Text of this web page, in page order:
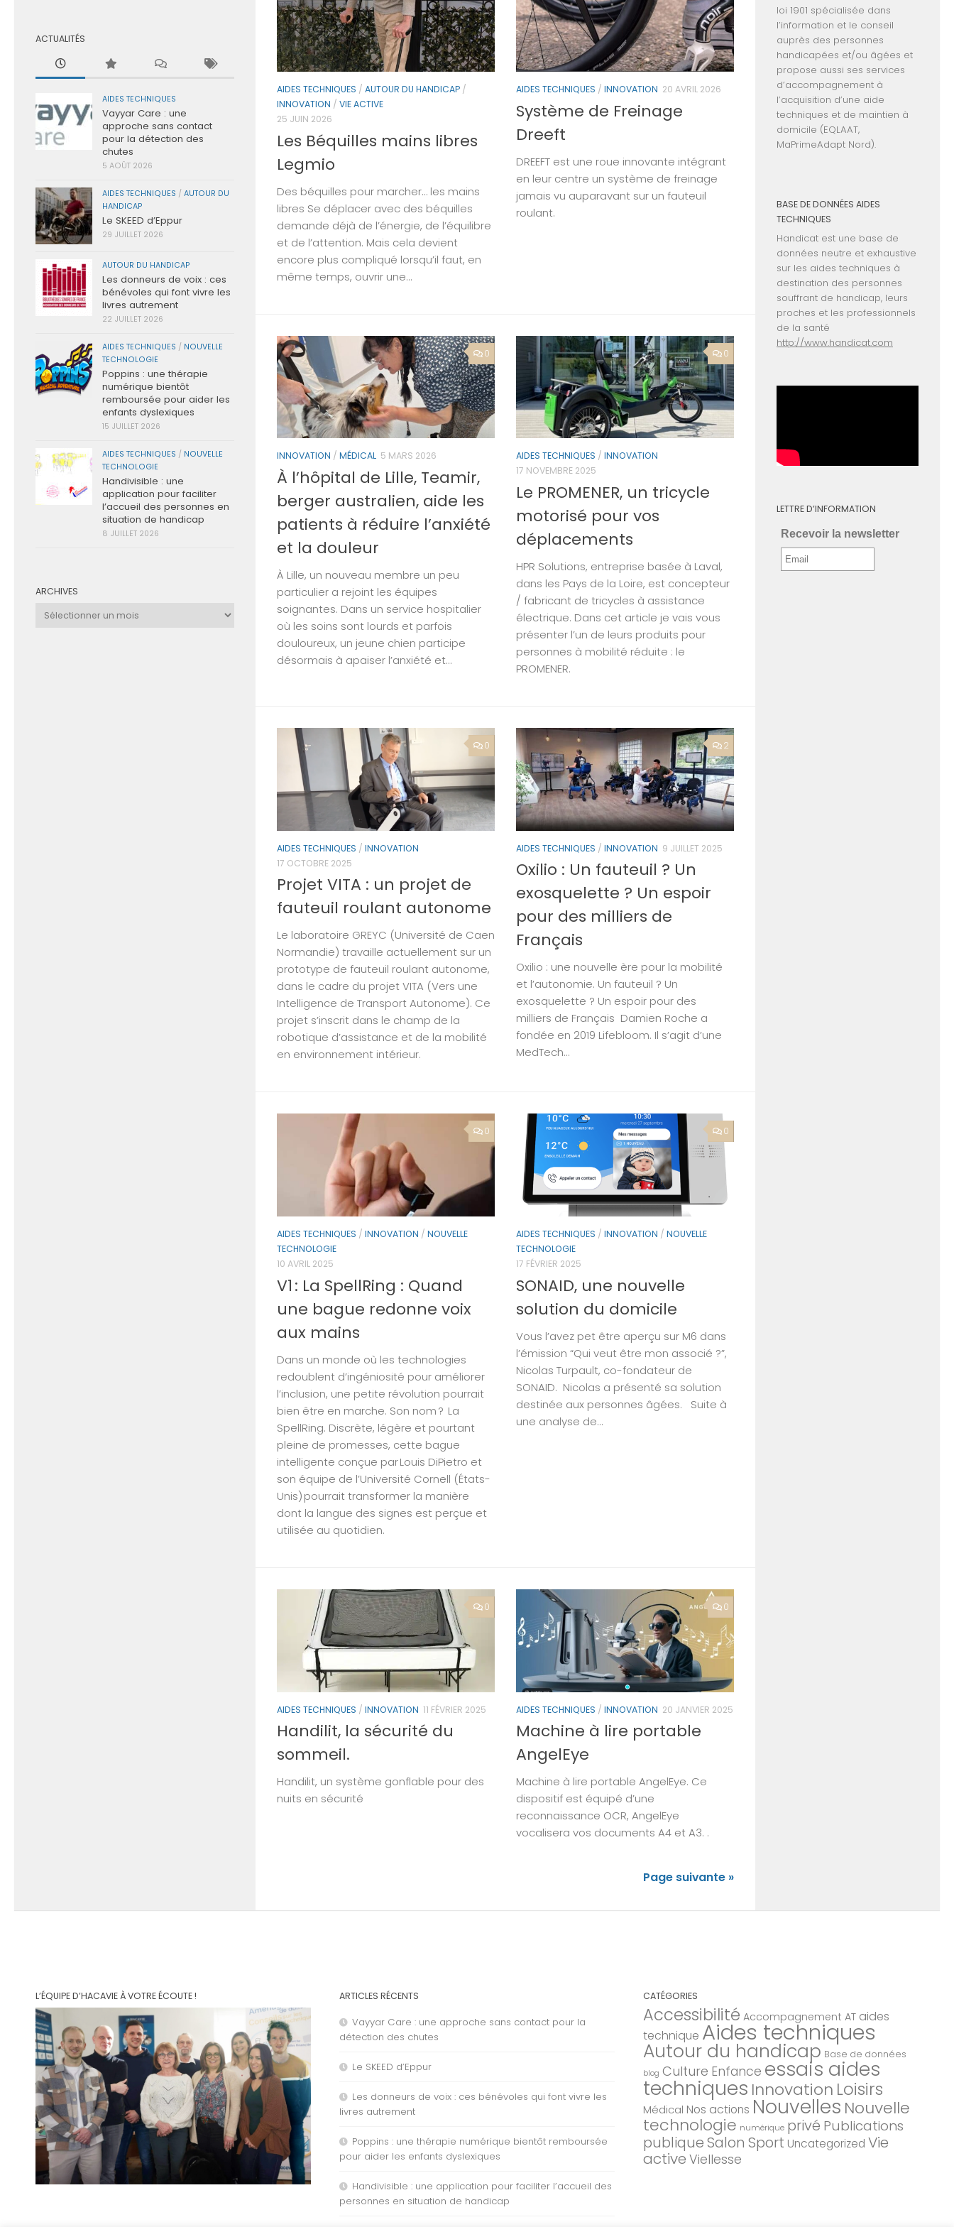
AIDES TECHNIQUES / AUTOUR DU HANDICAP /
INNOVATION / VIE ACTIVE
25 JUIN 2026
Les Béquilles mains libres
Legmio
Des béquilles pour marcher… les mains
libres Se déplacer avec des béquilles
demande déjà de l’énergie, de l’équilibre
et de l’attention. Mais cela devient
encore plus compliqué lorsqu’il faut, en
même temps, ouvrir une...
AIDES TECHNIQUES / INNOVATION 20 AVRIL 2026
Système de Freinage
Dreeft
DREEFT est une roue innovante intégrant
en leur centre un système de freinage
jamais vu auparavant sur un fauteuil
roulant.
0
INNOVATION / MÉDICAL 5 MARS 2026
À l’hôpital de Lille, Teamir,
berger australien, aide les
patients à réduire l’anxiété
et la douleur
À Lille, un nouveau membre un peu
particulier a rejoint les équipes
soignantes. Dans un service hospitalier
où les soins sont lourds et parfois
douloureux, un jeune chien participe
désormais à apaiser l’anxiété et...
0
AIDES TECHNIQUES / INNOVATION
17 NOVEMBRE 2025
Le PROMENER, un tricycle
motorisé pour vos
déplacements
HPR Solutions, entreprise basée à Laval,
dans les Pays de la Loire, est concepteur
/ fabricant de tricycles à assistance
électrique. Dans cet article je vais vous
présenter l’un de leurs produits pour
personnes à mobilité réduite : le
PROMENER.
0
AIDES TECHNIQUES / INNOVATION
17 OCTOBRE 2025
Projet VITA : un projet de
fauteuil roulant autonome
Le laboratoire GREYC (Université de Caen
Normandie) travaille actuellement sur un
prototype de fauteuil roulant autonome,
dans le cadre du projet VITA (Vers une
Intelligence de Transport Autonome). Ce
projet s’inscrit dans le champ de la
robotique d’assistance et de la mobilité
en environnement intérieur.
2
AIDES TECHNIQUES / INNOVATION 9 JUILLET 2025
Oxilio : Un fauteuil ? Un
exosquelette ? Un espoir
pour des milliers de
Français
Oxilio : une nouvelle ère pour la mobilité
et l’autonomie. Un fauteuil ? Un
exosquelette ? Un espoir pour des
milliers de Français Damien Roche a
fondée en 2019 Lifebloom. Il s’agit d’une
MedTech...
0
AIDES TECHNIQUES / INNOVATION / NOUVELLE
TECHNOLOGIE
10 AVRIL 2025
V1 : La SpellRing : Quand
une bague redonne voix
aux mains
Dans un monde où les technologies
redoublent d’ingéniosité pour améliorer
l’inclusion, une petite révolution pourrait
bien être en marche. Son nom ? La
SpellRing. Discrète, légère et pourtant
pleine de promesses, cette bague
intelligente conçue par Louis DiPietro et
son équipe de l’Université Cornell (États-
Unis) pourrait transformer la manière
dont la langue des signes est perçue et
utilisée au quotidien.
0
AIDES TECHNIQUES / INNOVATION / NOUVELLE
TECHNOLOGIE
17 FÉVRIER 2025
SONAID, une nouvelle
solution du domicile
Vous l’avez pet être aperçu sur M6 dans
l’émission “Qui veut être mon associé ?”,
Nicolas Turpault, co-fondateur de
SONAID. Nicolas a présenté sa solution
destinée aux personnes âgées. Suite à
une analyse de...
0
AIDES TECHNIQUES / INNOVATION 11 FÉVRIER 2025
Handilit, la sécurité du
sommeil.
Handilit, un système gonflable pour des
nuits en sécurité
0
AIDES TECHNIQUES / INNOVATION 20 JANVIER 2025
Machine à lire portable
AngelEye
Machine à lire portable AngelEye. Ce
dispositif est équipé d’une
reconnaissance OCR, AngelEye
vocalisera vos documents A4 et A3. .
Page suivante »
ACTUALITÉS
AIDES TECHNIQUES
Vayyar Care : une
approche sans contact
pour la détection des
chutes
5 AOÛT 2026
AIDES TECHNIQUES / AUTOUR DU
HANDICAP
Le SKEED d’Eppur
29 JUILLET 2026
AUTOUR DU HANDICAP
Les donneurs de voix : ces
bénévoles qui font vivre les
livres autrement
22 JUILLET 2026
AIDES TECHNIQUES / NOUVELLE
TECHNOLOGIE
Poppins : une thérapie
numérique bientôt
remboursée pour aider les
enfants dyslexiques
15 JUILLET 2026
AIDES TECHNIQUES / NOUVELLE
TECHNOLOGIE
Handivisible : une
application pour faciliter
l’accueil des personnes en
situation de handicap
8 JUILLET 2026
ARCHIVES
Archives
loi 1901 spécialisée dans
l’information et le conseil
auprès des personnes
handicapées et/ou âgées et
propose aussi ses services
d’accompagnement à
l’acquisition d’une aide
techniques et de maintien à
domicile (EQLAAT,
MaPrimeAdapt Nord).
BASE DE DONNÉES AIDES
TECHNIQUES
Handicat est une base de
données neutre et exhaustive
sur les aides techniques à
destination des personnes
souffrant de handicap, leurs
proches et les professionnels
de la santé
http://www.handicat.com
LETTRE D’INFORMATION
Recevoir la newsletter
L’ÉQUIPE D’HACAVIE À VOTRE ÉCOUTE ! ARTICLES RÉCENTS
Vayyar Care : une approche sans contact pour la
détection des chutes
Le SKEED d’Eppur
Les donneurs de voix : ces bénévoles qui font vivre les
livres autrement
Poppins : une thérapie numérique bientôt remboursée
pour aider les enfants dyslexiques
Handivisible : une application pour faciliter l’accueil des
personnes en situation de handicap
CATÉGORIES
Accessibilité Accompagnement AT aides
technique Aides techniques
Autour du handicap Base de données
blog Culture Enfance essais aides
techniques Innovation Loisirs
Médical Nos actions Nouvelles Nouvelle
technologie numérique privé Publications
publiqueSalon Sport Uncategorized Vie
active Viellesse